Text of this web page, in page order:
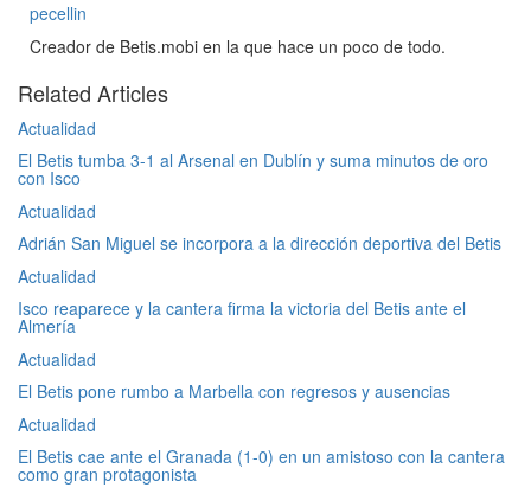
pecellin
Creador de Betis.mobi en la que hace un poco de todo.
Related Articles
Actualidad
El Betis tumba 3-1 al Arsenal en Dublín y suma minutos de oro
con Isco
Actualidad
Adrián San Miguel se incorpora a la dirección deportiva del Betis
Actualidad
Isco reaparece y la cantera firma la victoria del Betis ante el
Almería
Actualidad
El Betis pone rumbo a Marbella con regresos y ausencias
Actualidad
El Betis cae ante el Granada (1-0) en un amistoso con la cantera
como gran protagonista